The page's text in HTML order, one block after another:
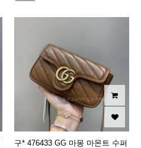
구* 476433 GG 마몽 마몬트 수퍼